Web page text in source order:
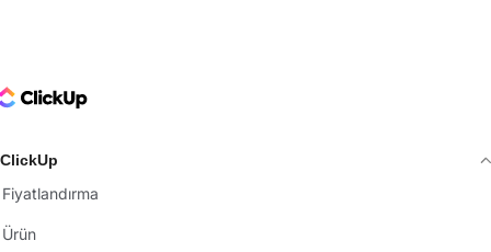
Logo
ClickUp
Fiyatlandırma
Ürün